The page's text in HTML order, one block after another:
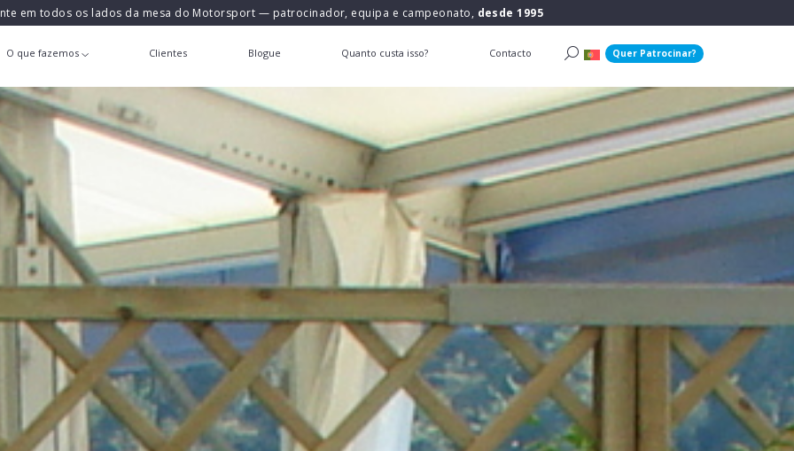
em todos os lados da mesa do Motorsport — patrocinador, equipa e campeonato, desde 1995
O que fazemos Clientes Blogue Quanto custa isso? Contacto Quer Patrocinar?